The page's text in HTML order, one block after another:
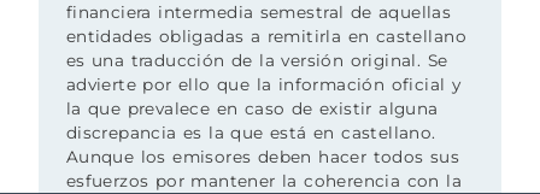
financiera intermedia semestral de aquellas
entidades obligadas a remitirla en castellano
es una traducción de la versión original. Se
advierte por ello que la información oficial y
la que prevalece en caso de existir alguna
discrepancia es la que está en castellano.
Aunque los emisores deben hacer todos sus
esfuerzos por mantener la coherencia con la